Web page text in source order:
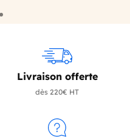
Livraison offerte
dès 220€ HT